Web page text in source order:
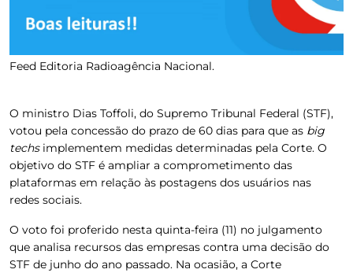
Feed Editoria Radioagência Nacional.
O ministro Dias Toffoli, do Supremo Tribunal Federal (STF),
votou pela concessão do prazo de 60 dias para que as big
techsimplementem medidas determinadas pela Corte. O
objetivo do STF é ampliar a comprometimento das
plataformas em relação às postagens dos usuários nas
redes sociais.
O voto foi proferido nesta quinta-feira (11) no julgamento
que analisa recursos das empresas contra uma decisão do
STF de junho do ano passado. Na ocasião, a Corte